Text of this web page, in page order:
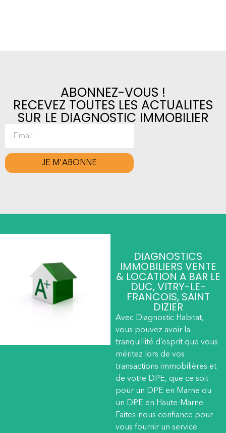
ABONNEZ-VOUS !
RECEVEZ TOUTES LES ACTUALITES
SUR LE DIAGNOSTIC IMMOBILIER
JE M'ABONNE
DIAGNOSTICS
IMMOBILIERS VENTE
& LOCATION A BAR LE
DUC, VITRY-LE-
FRANCOIS, SAINT
DIZIER
Avec Diagnostic Habitat,
vous pouvez avoir la
tranquillité d’esprit que vous
méritez lors de vos
transactions immobilières et
de votre DPE, que ce soit
pour un DPE en Marne ou
un DPE en Haute-Marne.
Faites-nous confiance pour
vous fournir un service